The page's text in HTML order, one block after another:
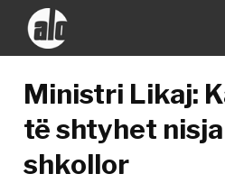
Ministri Likaj:
të shtyhet
shkollor